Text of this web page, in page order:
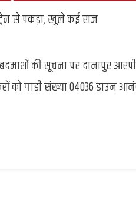
ट्रेन से पकड़ा, खुले कई राज
की सूचना पर दानापुर
को गाड़ी संख्या 04036 डाउन